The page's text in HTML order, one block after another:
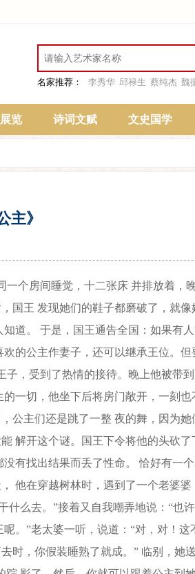
名家推荐： 李秀华 邱禄生 蔡纯杰 魏
览 诗词文赋 文史国学
主》
个房间睡觉，十二张床 并排放着，
国王 发现她们的鞋子都磨破了，就像
道。 于是，国王通告全国：如果有
的公主作妻子，还可以继承王位。但
，受到了热情的接待。晚上他被带
一切，他坐下后将房门敞开，一刻也
公主们还是跳了一整 夜的舞，因为她
解开这个谜。国王下令将他的头砍了
有找出结果而丢了性命。 恰好有一
他在穿越树林时，遇到了一个老婆婆
什么去。”接着又自我嘲弄地说：“也
。”老太婆一听，说道：“对，对！这
时，你假装睡熟了就成。” 临别，她